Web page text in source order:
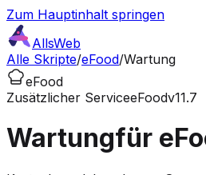
Zum Hauptinhalt springen
AllsWeb
Alle Skripte/eFood/Wartung
eFood
Zusätzlicher ServiceeFoodv11.7
Wartungfür